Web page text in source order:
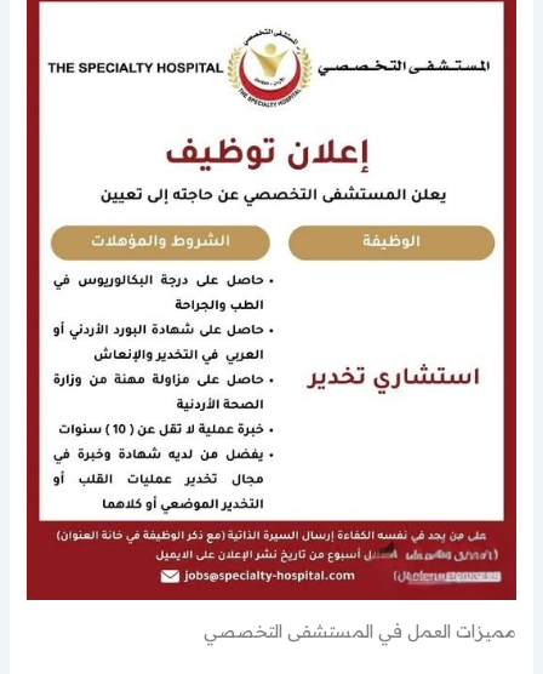
مميزات العمل في المستشفى التخصصي